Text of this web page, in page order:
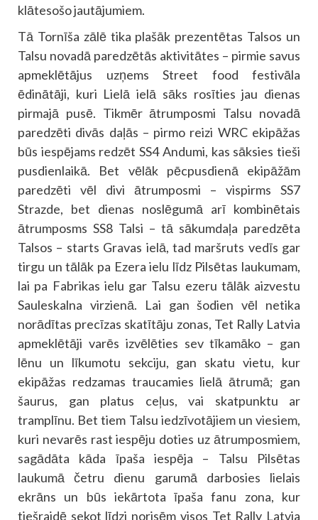
klātesošo jautājumiem.
Tā Tornīša zālē tika plašāk prezentētas Talsos un
Talsu novadā paredzētās aktivitātes – pirmie savus
apmeklētājus uzņems Street food festivāla
ēdinātāji, kuri Lielā ielā sāks rosīties jau dienas
pirmajā pusē. Tikmēr ātrumposmi Talsu novadā
paredzēti divās daļās – pirmo reizi WRC ekipāžas
būs iespējams redzēt SS4 Andumi, kas sāksies tieši
pusdienlaikā. Bet vēlāk pēcpusdienā ekipāžām
paredzēti vēl divi ātrumposmi – vispirms SS7
Strazde, bet dienas noslēgumā arī kombinētais
ātrumposms SS8 Talsi – tā sākumdaļa paredzēta
Talsos – starts Gravas ielā, tad maršruts vedīs gar
tirgu un tālāk pa Ezera ielu līdz Pilsētas laukumam,
lai pa Fabrikas ielu gar Talsu ezeru tālāk aizvestu
Sauleskalna virzienā. Lai gan šodien vēl netika
norādītas precīzas skatītāju zonas, Tet Rally Latvia
apmeklētāji varēs izvēlēties sev tīkamāko – gan
lēnu un līkumotu sekciju, gan skatu vietu, kur
ekipāžas redzamas traucamies lielā ātrumā; gan
šaurus, gan platus ceļus, vai skatpunktu ar
tramplīnu. Bet tiem Talsu iedzīvotājiem un viesiem,
kuri nevarēs rast iespēju doties uz ātrumposmiem,
sagādāta kāda īpaša iespēja – Talsu Pilsētas
laukumā četru dienu garumā darbosies lielais
ekrāns un būs iekārtota īpaša fanu zona, kur
tiešraidē sekot līdzi norisēm visos Tet Rally Latvia